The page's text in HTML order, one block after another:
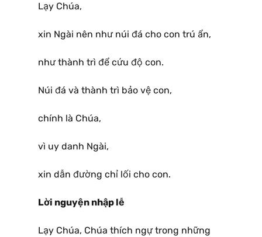
Lạy Chúa,
xin Ngài nên như núi đá cho con trú ẩn,
như thành trì để cứu độ con.
Núi đá và thành trì bảo vệ con,
chính là Chúa,
vì uy danh Ngài,
xin dẫn đường chỉ lối cho con.
Lời nguyện nhập lễ
Lạy Chúa, Chúa thích ngự trong những